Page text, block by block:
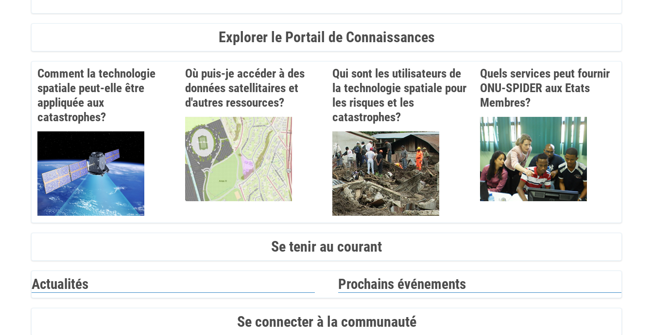
Explorer le Portail de Connaissances
Comment la technologie
spatiale peut-elle être
appliquée aux
catastrophes?
Où puis-je accéder à des
données satellitaires et
d'autres ressources?
Qui sont les utilisateurs de
la technologie spatiale pour
les risques et les
catastrophes?
Quels services peut fournir
ONU-SPIDER aux Etats
Membres?
Se tenir au courant
Actualités Prochains événements
Se connecter à la communauté